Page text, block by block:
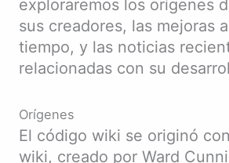
exploraremos los orígenes
sus creadores, las mejoras
tiempo, y las noticias
relacionadas con su
Orígenes
El código wiki se originó
wiki, creado por Ward